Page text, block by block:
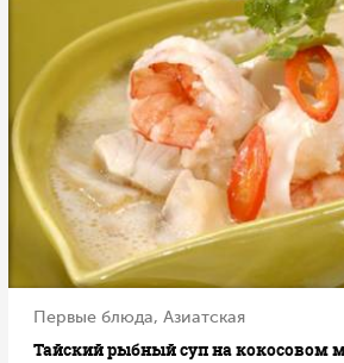
Первые блюда, Азиатская
Тайский рыбный суп на кокосовом